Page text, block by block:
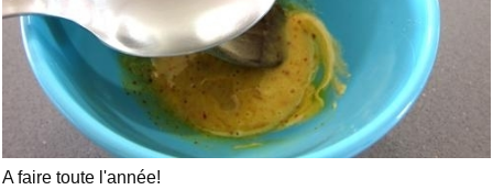
A faire toute l'année!